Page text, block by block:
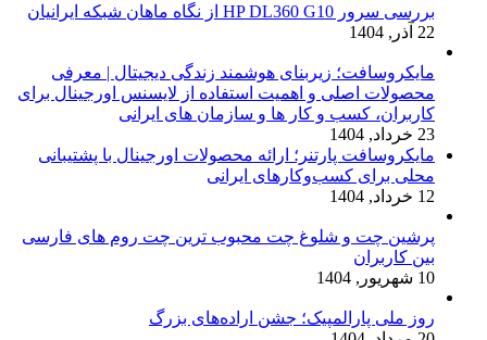
بررسی سرور HP DL360 G10 از نگاه ماهان شبکه ایرانیان
22 آذر, 1404
مایکروسافت؛ زیربنای هوشمند زندگی دیجیتال | معرفی
محصولات اصلی و اهمیت استفاده از لایسنس اورجینال برای
کاربران، کسب و کار ها و سازمان های ایرانی
23 خرداد, 1404
مایکروسافت پارتنر؛ ارائه محصولات اورجینال با پشتیبانی
محلی برای کسب‌وکارهای ایرانی
12 خرداد, 1404
پرشین چت و شلوغ چت محبوب ترین چت روم های فارسی
بین کاربران
10 شهریور, 1404
روز ملی پارالمپیک؛ جشن اراده‌های بزرگ